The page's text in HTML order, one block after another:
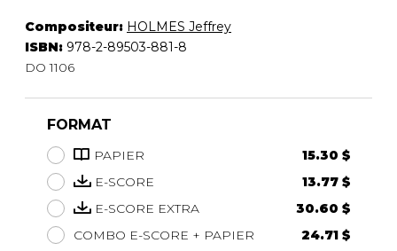
Compositeur: HOLMES Jeffrey
ISBN: 978-2-89503-881-8
DO 1106
FORMAT
PAPIER
15.30 $
E-SCORE
13.77 $
E-SCORE EXTRA
30.60 $
COMBO E-SCORE + PAPIER
24.71 $